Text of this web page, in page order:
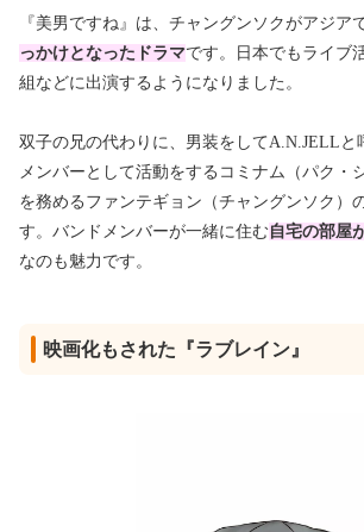
『美男ですね』は、チャングンソクがアジア
っかけとなったドラマです。日本でもライブ
組などに出演するようになりました。
双子の兄の代わりに、男装をしてA.N.JELLと
メンバーとして活動をするコミナム（パク・
を務めるファンテギョン（チャングンソク）
す。バンドメンバーが一緒に住む自宅の部屋
なのも魅力です。
映画化もされた『ラブレイン』